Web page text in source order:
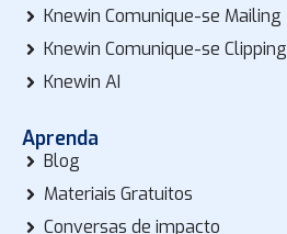
Knewin Comunique-se Mailing
Knewin Comunique-se Clipping
Knewin AI
Aprenda
Blog
Materiais Gratuitos
Conversas de impacto